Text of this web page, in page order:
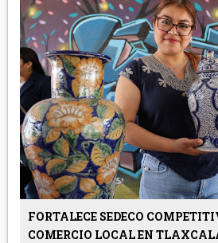
FORTALECE SEDECO
COMERCIO LOCAL EN